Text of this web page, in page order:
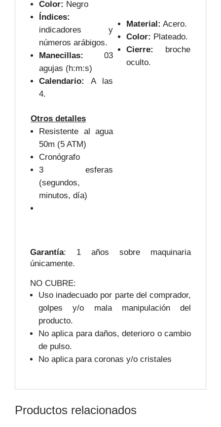
Color: Negro
Índices:
indicadores y
números arábigos.
Manecillas:
03
agujas (h:m:s)
Calendario:
A las
4.
Material: Acero.
Color: Plateado.
Cierre:
broche
oculto.
Otros detalles
Resistente al agua
50m (5 ATM)
Cronógrafo
3 esferas
(segundos,
minutos, día)
Garantía: 1 años sobre maquinaria
únicamente.
NO CUBRE:
Uso inadecuado por parte del comprador,
golpes y/o mala manipulación del
producto.
No aplica para daños, deterioro o cambio
de pulso.
No aplica para coronas y/o cristales
Productos relacionados